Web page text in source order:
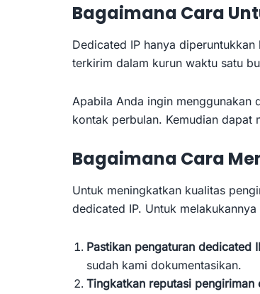
Bagaimana Cara
Dedicated IP hanya
terkirim dalam kurun waktu satu
Apabila Anda ingin menggunakan
kontak perbulan. Kemudian dapat
Bagaimana Cara
Untuk meningkatkan kualitas
dedicated IP. Untuk
Pastikan pengaturan dedicated
sudah kami dokumentasikan.
Tingkatkan reputasi pengiriman